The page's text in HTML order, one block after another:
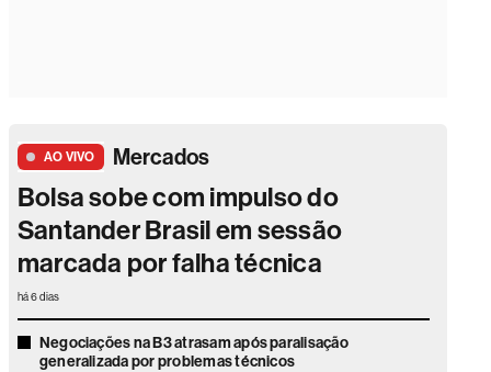
AO VIVO Mercados
Bolsa sobe com impulso do
Santander Brasil em sessão
marcada por falha técnica
há 6 dias
Negociações na B3 atrasam após paralisação
generalizada por problemas técnicos